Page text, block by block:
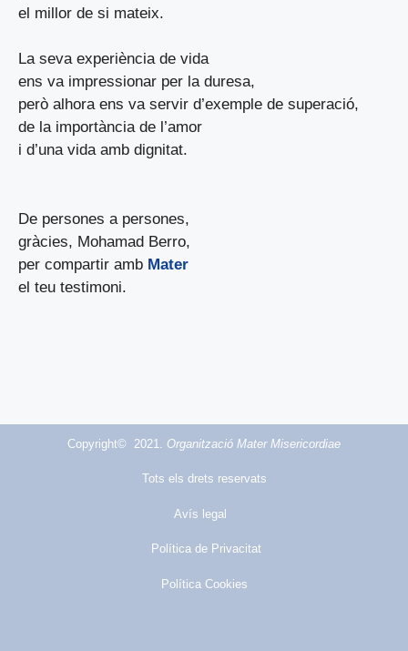
el millor de si mateix.
La seva experiència de vida
ens va impressionar per la duresa,
però alhora ens va servir d’exemple de superació,
de la importància de l’amor
i d’una vida amb dignitat.
De persones a persones,
gràcies, Mohamad Berro,
per compartir amb Mater
el teu testimoni.
Copyright© 2021. Organització Mater Misericordiae
Tots els drets reservats
Avís legal
Política de Privacitat
Política Cookies